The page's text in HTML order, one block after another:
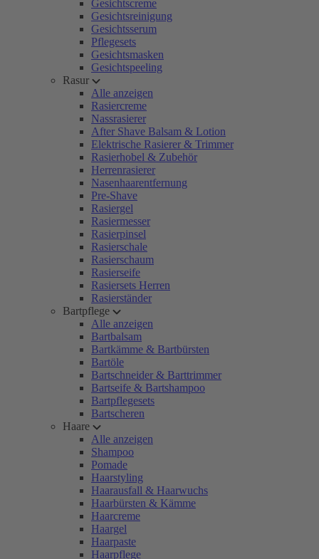
Gesichtscreme
Gesichtsreinigung
Gesichtsserum
Pflegesets
Gesichtsmasken
Gesichtspeeling
Rasur
Alle anzeigen
Rasiercreme
Nassrasierer
After Shave Balsam & Lotion
Elektrische Rasierer & Trimmer
Rasierhobel & Zubehör
Herrenrasierer
Nasenhaarentfernung
Pre-Shave
Rasiergel
Rasiermesser
Rasierpinsel
Rasierschale
Rasierschaum
Rasierseife
Rasiersets Herren
Rasierständer
Bartpflege
Alle anzeigen
Bartbalsam
Bartkämme & Bartbürsten
Bartöle
Bartschneider & Barttrimmer
Bartseife & Bartshampoo
Bartpflegesets
Bartscheren
Haare
Alle anzeigen
Shampoo
Pomade
Haarstyling
Haarausfall & Haarwuchs
Haarbürsten & Kämme
Haarcreme
Haargel
Haarpaste
Haarpflege